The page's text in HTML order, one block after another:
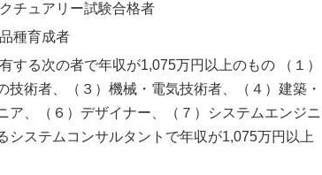
チュアリー試験合格者
種育成者
る次の者で年収が1,075万円以上のもの （１）
術者、（３）機械・電気技術者、（４）建築・
ア、（６）デザイナー、（７）システムエンジニ
システムコンサルタントで年収が1,075万円以上